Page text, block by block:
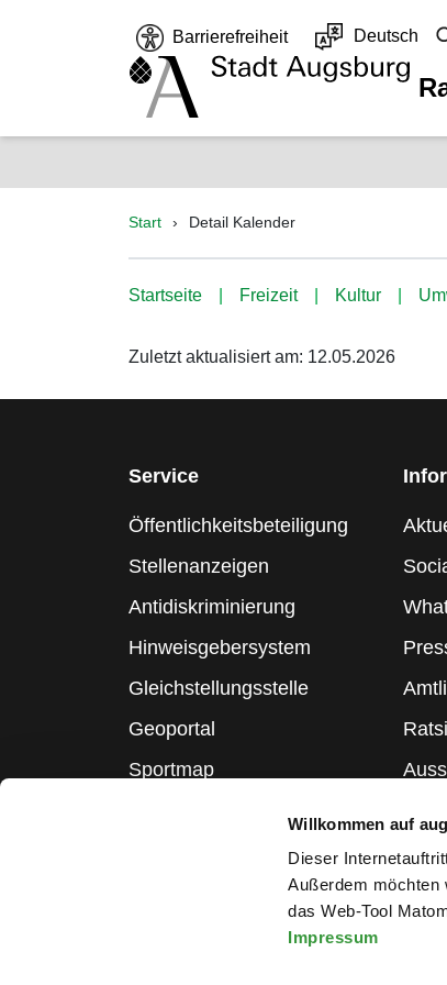
Willkommen auf
Dieser
Außerdem möchten
das Web-Tool
Impressum
Barrierefreiheit Deutsch
Start Detail Kalender
Startseite Freizeit Kultur
Zuletzt aktualisiert am: 12.05.2026
Service
Öffentlichkeitsbeteiligung
Stellenanzeigen
Antidiskriminierung
Hinweisgebersystem
Gleichstellungsstelle
Geoportal
Sportmap